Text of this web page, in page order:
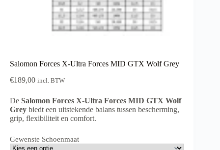
Salomon Forces X-Ultra Forces MID GTX Wolf Grey
€189,00 incl. BTW
De Salomon Forces X-Ultra Forces MID GTX Wolf
Grey biedt een uitstekende balans tussen bescherming,
grip, flexibiliteit en comfort.
Gewenste Schoenmaat